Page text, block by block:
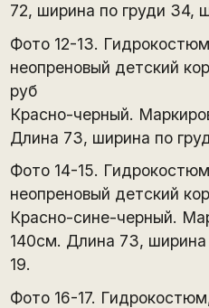
72, ширина по груди 34,
Фото 12-13.
неопреновый детский
руб
Красно-черный.
Длина 73, ширина по
Фото 14-15.
неопреновый детский
Красно-сине-черный.
140см. Длина 73,
19.
Фото 16-17.